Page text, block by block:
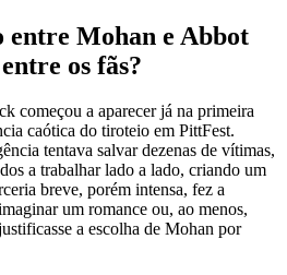
entre Mohan e Abbot
os fãs?
começou a aparecer já na primeira
caótica do tiroteio em PittFest.
tentava salvar dezenas de vítimas,
a trabalhar lado a lado, criando um
breve, porém intensa, fez a
um romance ou, ao menos,
a escolha de Mohan por